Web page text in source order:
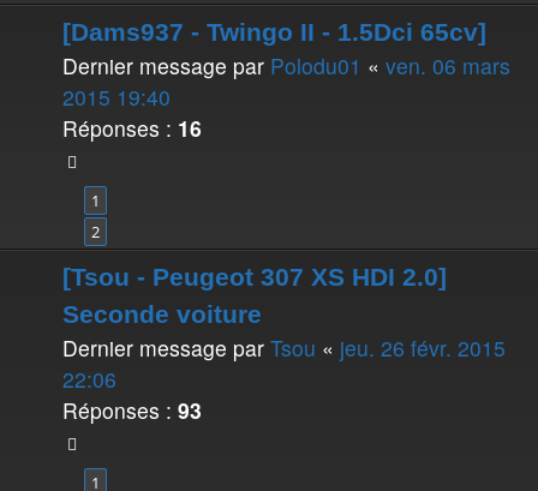
[Dams937 - Twingo II - 1.5Dci 65cv]
Dernier message par Polodu01 « ven. 06 mars
2015 19:40
Réponses : 16
1
2
[Tsou - Peugeot 307 XS HDI 2.0]
Seconde voiture
Dernier message par Tsou « jeu. 26 févr. 2015
22:06
Réponses : 93
1